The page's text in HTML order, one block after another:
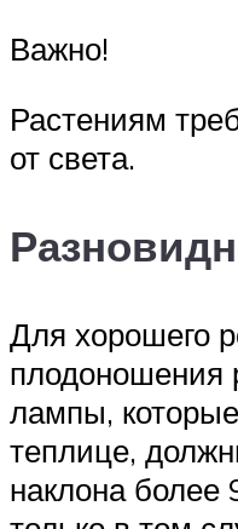
Важно!
Растениям
от света.
Для хорошего
плодоношения
лампы,
теплице,
наклона более